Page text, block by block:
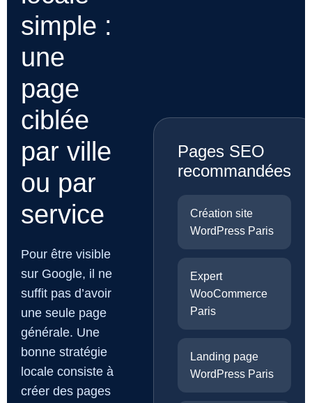
simple :
une
page
ciblée
par ville
ou par
service
Pour être visible
sur Google, il ne
suffit pas d’avoir
une seule page
générale. Une
bonne stratégie
locale consiste à
créer des pages
Pages SEO
recommandées
Création site
WordPress Paris
Expert
WooCommerce
Paris
Landing page
WordPress Paris